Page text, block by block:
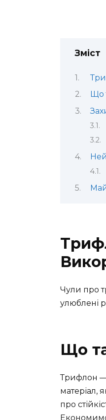
Зміст
Що
Чули про
улюблені
Що
Трифлон —
матеріал,
про